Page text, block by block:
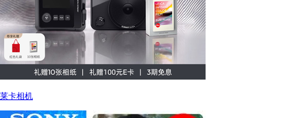
莱卡相机